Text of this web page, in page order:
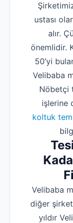
ustası
alır.
önemlidir.
50’yi
Velibaba
Nöbetçi
işlerine
koltuk
Velibaba
diğer
yıldır